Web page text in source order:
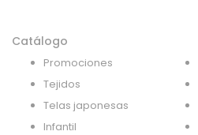
Catálogo
Promociones
Tejidos
Telas japonesas
Infantil